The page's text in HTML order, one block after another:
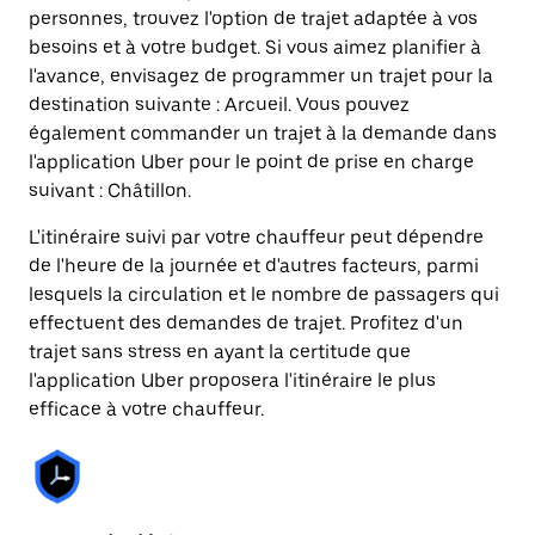
personnes, trouvez l'option de trajet adaptée à vos
besoins et à votre budget. Si vous aimez planifier à
l'avance, envisagez de programmer un trajet pour la
destination suivante : Arcueil. Vous pouvez
également commander un trajet à la demande dans
l'application Uber pour le point de prise en charge
suivant : Châtillon.
L'itinéraire suivi par votre chauffeur peut dépendre
de l'heure de la journée et d'autres facteurs, parmi
lesquels la circulation et le nombre de passagers qui
effectuent des demandes de trajet. Profitez d'un
trajet sans stress en ayant la certitude que
l'application Uber proposera l'itinéraire le plus
efficace à votre chauffeur.